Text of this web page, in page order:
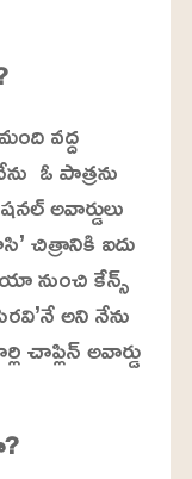
వద్ద
ఓ పాత్రను
అవార్డులు
చిత్రానికి ఐదు
నుంచి కేన్స్
అని నేను
చాప్లిన్ అవార్డు